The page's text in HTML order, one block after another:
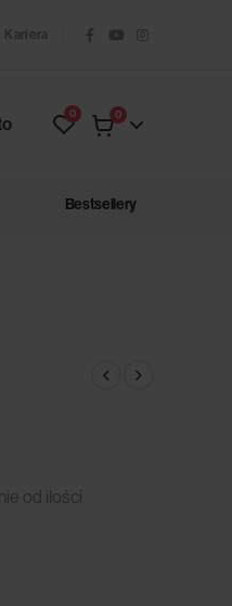
Kariera
0 0
Bestsellery
od ilości